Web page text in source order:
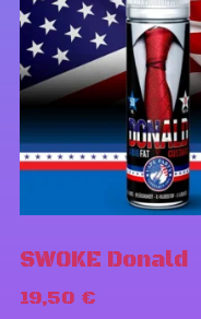
SWOKE Donald
19,50 €